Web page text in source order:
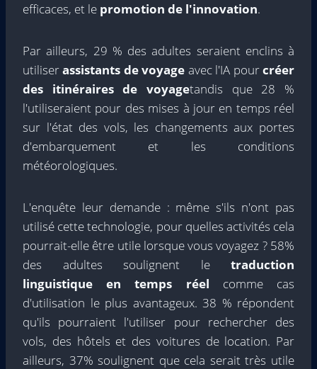
efficaces, et le promotion de l'innovation.
Par ailleurs, 29 % des adultes seraient enclins à
utiliserassistants de voyage avec l'IA pourcréer
des itinéraires de voyagetandis que 28 %
l'utiliseraient pour des mises à jour en temps réel
sur l'état des vols, les changements aux portes
d'embarquement et les conditions
météorologiques.
L'enquête leur demande : même s'ils n'ont pas
utilisé cette technologie, pour quelles activités cela
pourrait-elle être utile lorsque vous voyagez ? 58%
des adultes soulignent le traduction
linguistique en temps réel comme cas
d'utilisation le plus avantageux. 38 % répondent
qu'ils pourraient l'utiliser pour rechercher des
vols, des hôtels et des voitures de location. Par
ailleurs, 37% soulignent que cela serait très utile